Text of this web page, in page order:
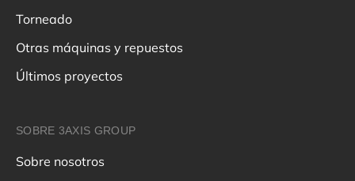
Torneado
Otras máquinas y repuestos
Últimos proyectos
SOBRE 3AXIS GROUP
Sobre nosotros